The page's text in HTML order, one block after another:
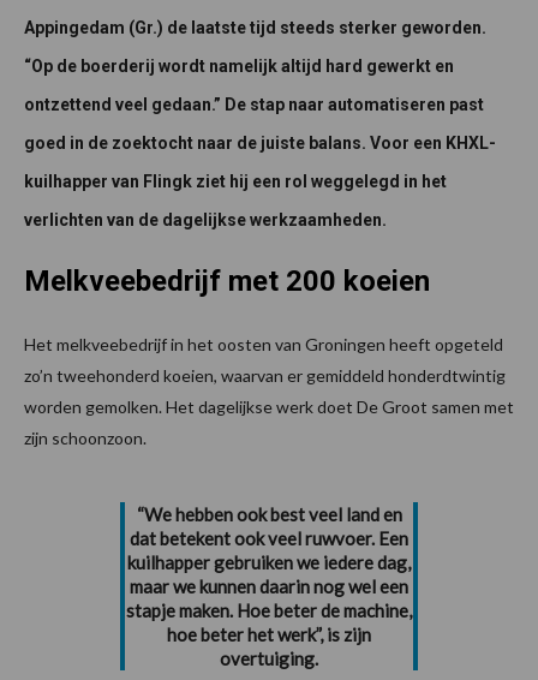
Appingedam (Gr.) de laatste tijd steeds sterker geworden.
“Op de boerderij wordt namelijk altijd hard gewerkt en
ontzettend veel gedaan.” De stap naar automatiseren past
goed in de zoektocht naar de juiste balans. Voor een KHXL-
kuilhapper van Flingk ziet hij een rol weggelegd in het
verlichten van de dagelijkse werkzaamheden.
Melkveebedrijf met 200 koeien
Het melkveebedrijf in het oosten van Groningen heeft opgeteld
zo’n tweehonderd koeien, waarvan er gemiddeld honderdtwintig
worden gemolken. Het dagelijkse werk doet De Groot samen met
zijn schoonzoon.
“We hebben ook best veel land en
dat betekent ook veel ruwvoer. Een
kuilhapper gebruiken we iedere dag,
maar we kunnen daarin nog wel een
stapje maken. Hoe beter de machine,
hoe beter het werk”, is zijn
overtuiging.